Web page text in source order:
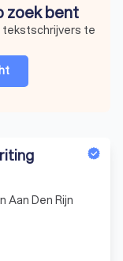
zoek bent
tekstschrijvers te
Aan Den Rijn